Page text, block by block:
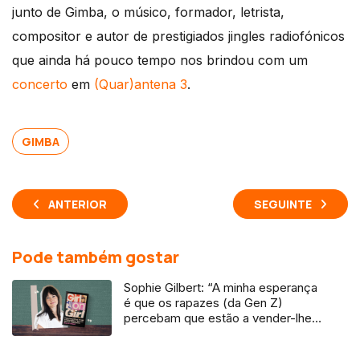
junto de Gimba, o músico, formador, letrista,
compositor e autor de prestigiados jingles radiofónicos
que ainda há pouco tempo nos brindou com um
concerto em (Quar)antena 3.
GIMBA
ANTERIOR SEGUINTE
Pode também gostar
Sophie Gilbert: “A minha esperança
é que os rapazes (da Gen Z)
percebam que estão a vender-lhes